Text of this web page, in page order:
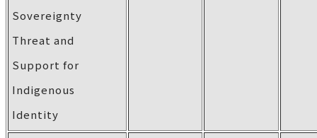
Sovereignty
Threat and
Support for
Indigenous
Identity